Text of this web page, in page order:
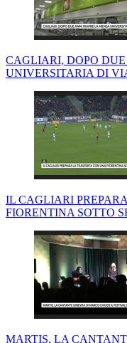
CAGLIARI, DOPO
UNIVERSITARIA DI
IL CAGLIARI
FIORENTINA SOTTO
MARTIS, LA